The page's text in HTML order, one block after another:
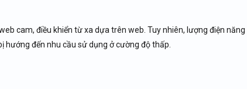
cam, điều khiển từ xa dựa trên web. Tuy nhiên, lượng điện năng
đến nhu cầu sử dụng ở cường độ thấp.